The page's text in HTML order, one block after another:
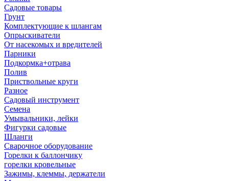
Садовые товары
Грунт
Комплектующие к шлангам
Опрыскиватели
От насекомых и вредителей
Парники
Подкормка+отрава
Полив
Приствольные круги
Разное
Садовый инструмент
Семена
Умывальники, лейки
Фигурки садовые
Шланги
Сварочное оборудование
Горелки к баллончику
горелки кровельные
Зажимы, клеммы, держатели